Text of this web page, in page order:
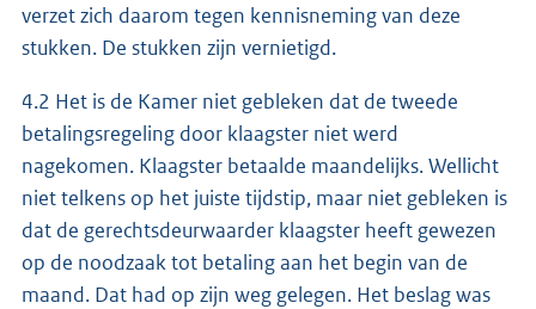
verzet zich daarom tegen kennisneming van deze
stukken. De stukken zijn vernietigd.
4.2 Het is de Kamer niet gebleken dat de tweede
betalingsregeling door klaagster niet werd
nagekomen. Klaagster betaalde maandelijks. Wellicht
niet telkens op het juiste tijdstip, maar niet gebleken is
dat de gerechtsdeurwaarder klaagster heeft gewezen
op de noodzaak tot betaling aan het begin van de
maand. Dat had op zijn weg gelegen. Het beslag was